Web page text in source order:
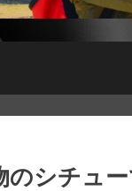
のシチュ